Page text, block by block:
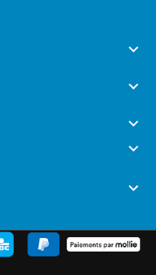




